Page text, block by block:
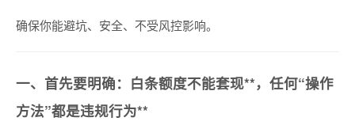
确保你能避坑、安全、不受风控影响。
一、首先要明确：白条额度不能套现**，任何“操作
方法”都是违规行为**